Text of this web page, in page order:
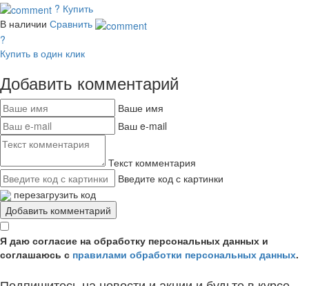
? Купить
В наличии Сравнить
?
Купить в один клик
Добавить комментарий
Ваше имя
Ваш e-mail
Текст комментария
Введите код с картинки
перезагрузить код
Я даю согласие на обработку персональных данных и
соглашаюсь с правилами обработки персональных данных.